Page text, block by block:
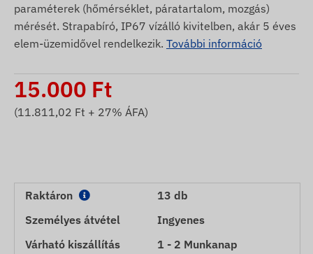
paraméterek (hőmérséklet, páratartalom, mozgás)
mérését. Strapabíró, IP67 vízálló kivitelben, akár 5 éves
elem-üzemidővel rendelkezik. További információ
15.000 Ft
(11.811,02 Ft + 27% ÁFA)
Raktáron
13 db
Személyes átvétel
Ingyenes
Várható kiszállítás
1 - 2 Munkanap